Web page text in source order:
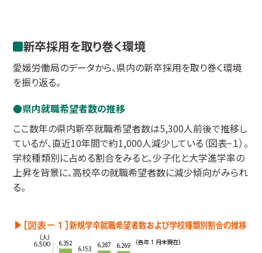
新卒採用を取り巻く環境
愛媛労働局のデータから、県内の新卒採用を取り巻く環境
を振り返る。
県内就職希望者数の推移
ここ数年の県内新卒就職希望者数は5,300人前後で推移し
ているが、直近10年間で約1,000人減少している（図表−１）。
学校種類別に占める割合をみると、少子化と大学進学率の
上昇を背景に、高校卒の就職希望者数に減少傾向がみられ
る。